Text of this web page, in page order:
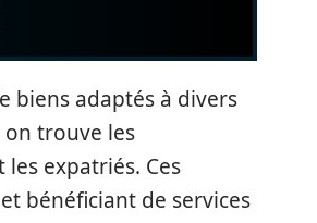
biens adaptés à divers
on trouve les
expatriés. Ces
bénéficiant de services